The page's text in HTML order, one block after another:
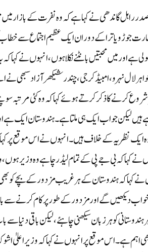
راہل گاندھی نے کہا ہے کہ وہ نفرت کے بازار
بھارت جوڑو یاترا کے دوران ایک عظیم اجتماع
ہے اور میں محبتیں بانٹنے نکلا ہوں، انہوں نے
جواہر لال نہرو، امبیڈکر جی، چندر شیکھر آزاد
کرنے کا ذکر کرتے ہوئے کہا کہ وہ کئی
لیکن جواب ایک ہی ملتا ہے۔ ہندوستان ایک ہے
نظریہ کے خلاف ہیں۔انہوں نے اس موقع پر کہا
کہا کہ بی جے پی کے تمام لیڈر چاہے وہ وزیر
کہا کہ ہندوستان کے ہر غریب مزدور کے بچے کو
دیکھیں گے اور مزدور کے طور پر کام کرنے سے
ہندوستانی کو ہر زبان سیکھنی چاہئے، لیکن باقی
اہم ہے۔ اس موقع پر انہوں نے کہا کہ وزیر اعلیٰ